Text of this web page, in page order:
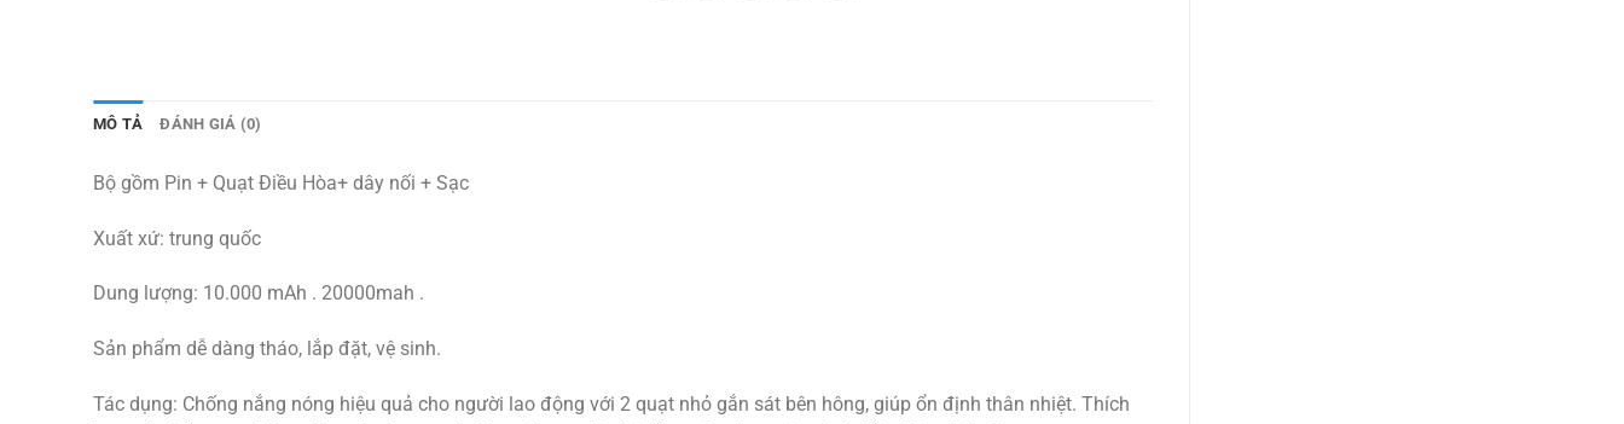
MÔ TẢ ĐÁNH GIÁ (0)
Bộ gồm Pin + Quạt Điều Hòa+ dây nối + Sạc
Xuất xứ: trung quốc
Dung lượng: 10.000 mAh . 20000mah .
Sản phẩm dễ dàng tháo, lắp đặt, vệ sinh.
Tác dụng: Chống nắng nóng hiệu quả cho người lao động với 2 quạt nhỏ gắn sát bên hông, giúp ổn định thân nhiệt. Thích